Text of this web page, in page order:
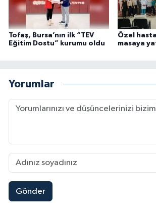
Tofaş, Bursa’nın ilk “TEV
Eğitim Dostu” kurumu oldu
Özel
masaya
Yorumlar
Gönder